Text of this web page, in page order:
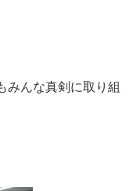
みんな真剣に取り組